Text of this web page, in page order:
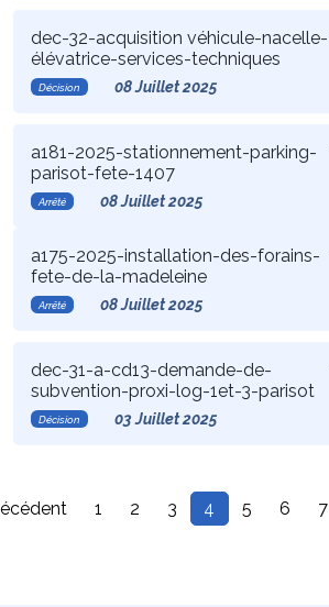
dec-32-acquisition véhicule-nacelle-
élévatrice-services-techniques
Décision 08 Juillet 2025
a181-2025-stationnement-parking-
parisot-fete-1407
Arrêté 08 Juillet 2025
a175-2025-installation-des-forains-
fete-de-la-madeleine
Arrêté 08 Juillet 2025
dec-31-a-cd13-demande-de-
subvention-proxi-log-1et-3-parisot
Décision 03 Juillet 2025
1 2 3 4(current)
5 6 7